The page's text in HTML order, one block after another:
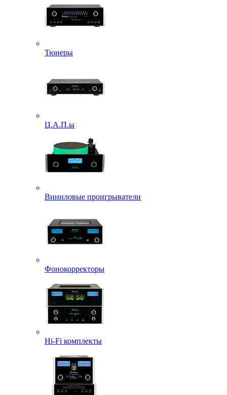
Тюнеры
Ц.А.П.ы
Виниловые проигрыватели
Фонокорректоры
Hi-Fi комплекты